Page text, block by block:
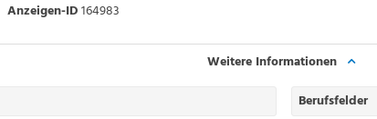
Anzeigen-ID164983
Weitere Informationen
Berufsfelder